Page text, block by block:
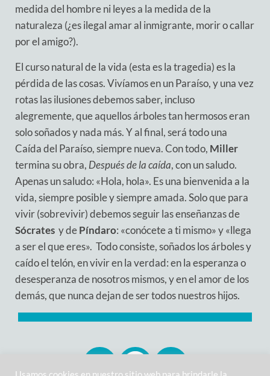
medida del hombre ni leyes a la medida de la
naturaleza (¿es ilegal amar al inmigrante, morir o callar
por el amigo?).
El curso natural de la vida (esta es la tragedia) es la
pérdida de las cosas. Vivíamos en un Paraíso, y una vez
rotas las ilusiones debemos saber, incluso
alegremente, que aquellos árboles tan hermosos eran
solo soñados y nada más. Y al final, será todo una
Caída del Paraíso, siempre nueva. Con todo, Miller
termina su obra, Después de la caída, con un saludo.
Apenas un saludo: «Hola, hola». Es una bienvenida a la
vida, siempre posible y siempre amada. Solo que para
vivir (sobrevivir) debemos seguir las enseñanzas de
Sócrates y dePíndaro: «conócete a ti mismo» y «llega
a ser el que eres». Todo consiste, soñados los árboles y
caído el telón, en vivir en la verdad: en la esperanza o
desesperanza de nosotros mismos, y en el amor de los
demás, que nunca dejan de ser todos nuestros hijos.